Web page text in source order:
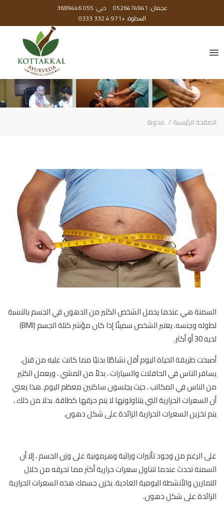
عجمان: 0526474941
دبي: 055 3699446
السطوة: +971 4 332 0333
الصفحة الرئيسية مدونة
السمنة هي عندما يحمل الشخص الكثير من الدهون في الجسم بالنسبة
لطوله وجنسه. يعتبر الشخص سمينًا إذا كان مؤشر كتلة الجسم (BMI)
لديه 30 أو أكثر.
أصبحت طريقة الحياة اليوم أقل نشاطًا بدنيًا مما كانت عليه من قبل.
يسافر الناس في الحافلات والسيارات ، بدلاً من المشي ، ويعمل الكثير
من الناس في المكاتب ، حيث يجلسون ساكنين معظم اليوم. هذا يعني
أن السعرات الحرارية التي يتناولونها لا يتم حرقها كطاقة. بدلا من ذلك ،
يتم تخزين السعرات الحرارية الزائدة على شكل دهون.
على الرغم من وجود تأثيرات وراثية وهرمونية على وزن الجسم ، إلا أن
السمنة تحدث عندما تتناول سعرات حرارية أكثر مما تحرقه من خلال
التمارين والأنشطة اليومية العادية. يخزن جسمك هذه السعرات الحرارية
الزائدة على شكل دهون.